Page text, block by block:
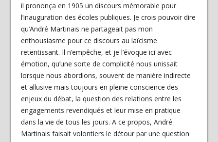
il prononça en 1905 un discours mémorable pour
l’inauguration des écoles publiques. Je crois pouvoir dire
qu’André Martinais ne partageait pas mon
enthousiasme pour ce discours au laïcisme
retentissant. Il n’empêche, et je l’évoque ici avec
émotion, qu’une sorte de complicité nous unissait
lorsque nous abordions, souvent de manière indirecte
et allusive mais toujours en pleine conscience des
enjeux du débat, la question des relations entre les
engagements revendiqués et leur mise en pratique
dans la vie de tous les jours. A ce propos, André
Martinais faisait volontiers le détour par une question